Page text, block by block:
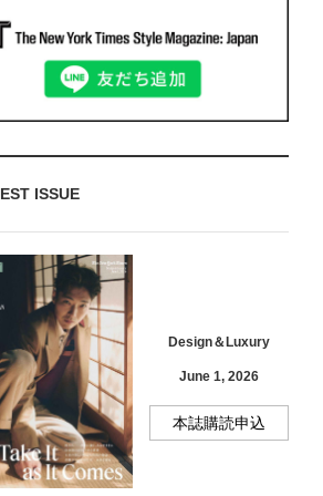
ISSUE
Design＆Luxury
June 1, 2026
本誌購読申込